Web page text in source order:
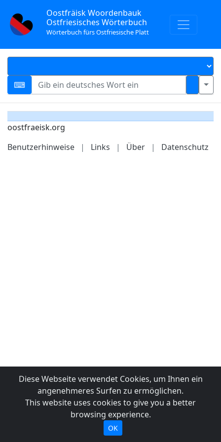
Oostfräisk Woordenbauk
Ostfriesisches Wörterbuch
Wörterbuch fürs Ostfriesische Platt
oostfraeisk.org
Benutzerhinweise
| Links | Über | Datenschutz
Diese Webseite verwendet Cookies, um Ihnen ein
angenehmeres Surfen zu ermöglichen.
This website uses cookies to give you a better
browsing experience.
OK